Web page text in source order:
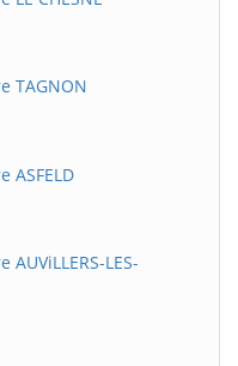
TAGNON
ASFELD
LES-